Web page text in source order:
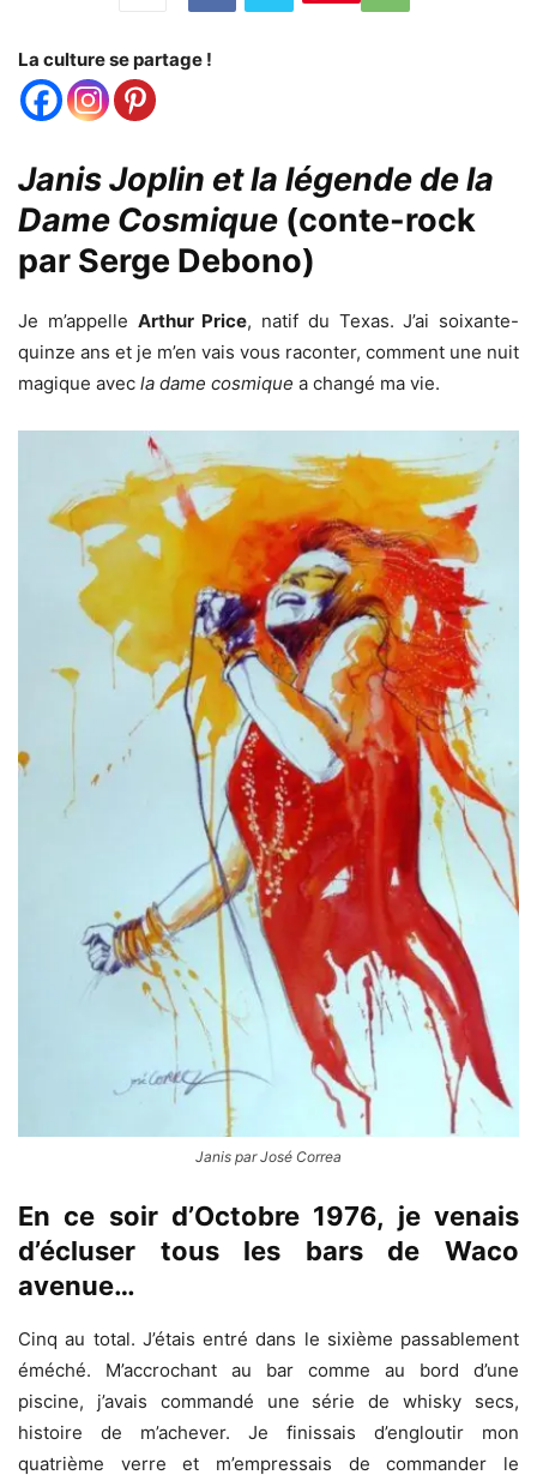
La culture se partage !
Janis Joplin et la légende de la
Dame Cosmique (conte-rock
par Serge Debono)
Je m’appelle Arthur Price, natif du Texas. J’ai soixante-
quinze ans et je m’en vais vous raconter, comment une nuit
magique avec la dame cosmique a changé ma vie.
Janis par José Correa
En ce soir d’Octobre 1976, je venais
d’écluser tous les bars de Waco
avenue…
Cinq au total. J’étais entré dans le sixième passablement
éméché. M’accrochant au bar comme au bord d’une
piscine, j’avais commandé une série de whisky secs,
histoire de m’achever. Je finissais d’engloutir mon
quatrième verre et m’empressais de commander le